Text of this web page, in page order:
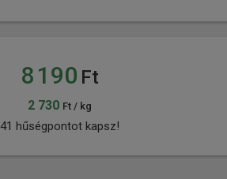
8 190 Ft
2 730 Ft / kg
41 hűségpontot kapsz!